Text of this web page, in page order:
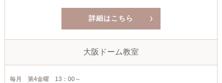
詳細はこちら
大阪ドーム教室
毎月 第4金曜 13：00～